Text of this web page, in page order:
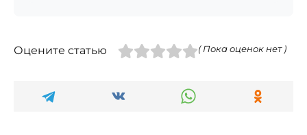
Оцените статью ( Пока оценок нет )